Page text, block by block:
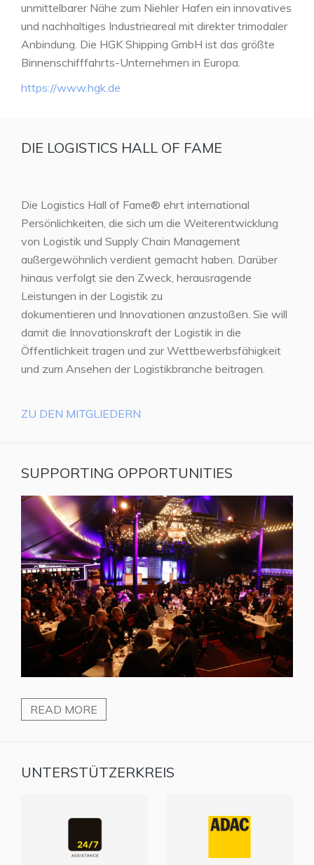
unmittelbarer Nähe zum Niehler Hafen ein innovatives
und nachhaltiges Industrieareal mit direkter trimodaler
Anbindung. Die HGK Shipping GmbH ist das größte
Binnenschifffahrts-Unternehmen in Europa.
https://www.hgk.de
DIE LOGISTICS HALL OF FAME
Die Logistics Hall of Fame® ehrt international
Persönlichkeiten, die sich um die Weiterentwicklung
von Logistik und Supply Chain Management
außergewöhnlich verdient gemacht haben. Darüber
hinaus verfolgt sie den Zweck, herausragende
Leistungen in der Logistik zu
dokumentieren und Innovationen anzustoßen. Sie will
damit die Innovationskraft der Logistik in die
Öffentlichkeit tragen und zur Wettbewerbsfähigkeit
und zum Ansehen der Logistikbranche beitragen.
ZU DEN MITGLIEDERN
SUPPORTING OPPORTUNITIES
READ MORE
UNTERSTÜTZERKREIS